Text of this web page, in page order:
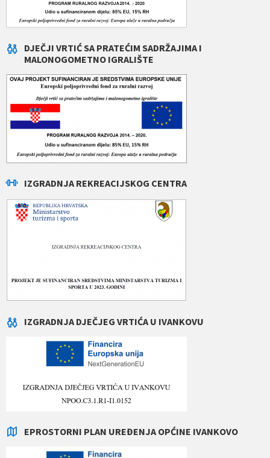
DJEČJI VRTIĆ SA PRATEĆIM SADRŽAJIMA I
MALONOGOMETNO IGRALIŠTE
IZGRADNJA REKREACIJSKOG CENTRA
IZGRADNJA DJEČJEG VRTIĆA U IVANKOVU
EPROSTORNI PLAN UREĐENJA OPĆINE IVANKOVO